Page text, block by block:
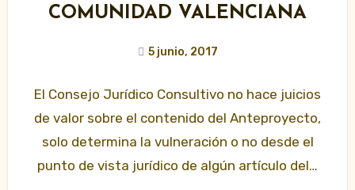
COMUNIDAD VALENCIANA
5 junio, 2017
El Consejo Jurídico Consultivo no hace juicios
de valor sobre el contenido del Anteproyecto,
solo determina la vulneración o no desde el
punto de vista jurídico de algún artículo del…